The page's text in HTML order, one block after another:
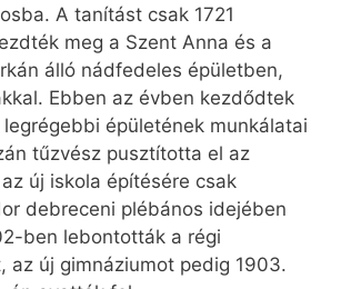
A tanítást csak 1721
meg a Szent Anna és a
álló nádfedeles épületben,
Ebben az évben kezdődtek
épületének munkálatai
tűzvész pusztította el az
új iskola építésére csak
debreceni plébános idejében
ben lebontották a régi
az új gimnáziumot pedig 1903.